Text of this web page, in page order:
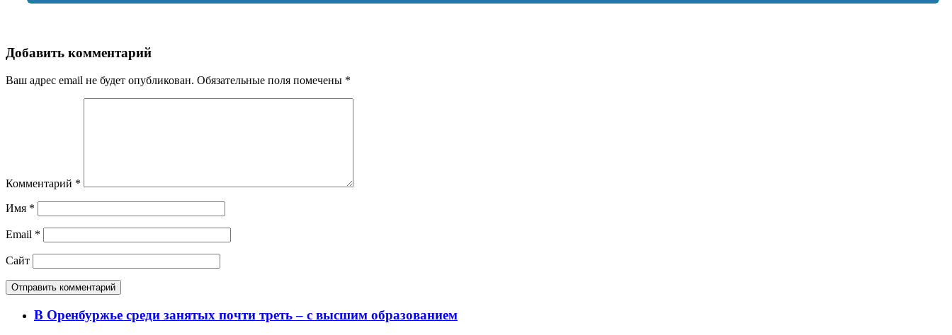
Добавить комментарий
Ваш адрес email не будет опубликован. Обязательные поля помечены *
Комментарий *
Имя *
Email *
Сайт
В Оренбуржье среди занятых почти треть – с высшим образованием